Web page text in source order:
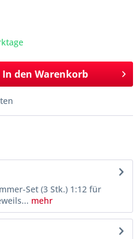
In den Warenkorb
Set (3 Stk.) 1:12 für
mehr